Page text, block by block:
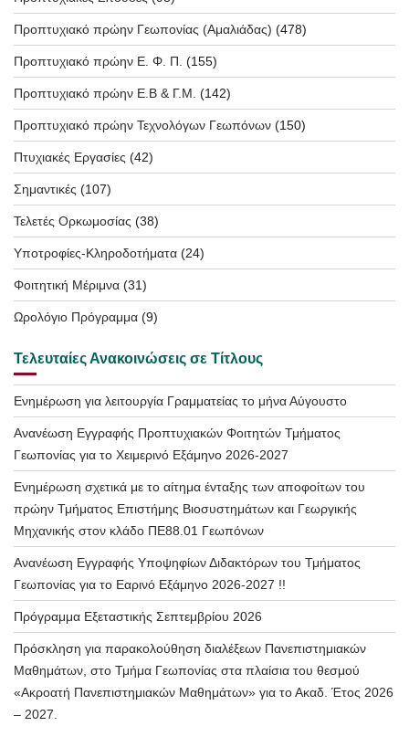
Προπτυχιακό πρώην Γεωπονίας (Αμαλιάδας) (478)
Προπτυχιακό πρώην Ε. Φ. Π. (155)
Προπτυχιακό πρώην Ε.Β & Γ.Μ. (142)
Προπτυχιακό πρώην Τεχνολόγων Γεωπόνων (150)
Πτυχιακές Εργασίες (42)
Σημαντικές (107)
Τελετές Ορκωμοσίας (38)
Υποτροφίες-Κληροδοτήματα (24)
Φοιτητική Μέριμνα (31)
Ωρολόγιο Πρόγραμμα (9)
Τελευταίες Ανακοινώσεις σε Τίτλους
Ενημέρωση για λειτουργία Γραμματείας το μήνα Αύγουστο
Ανανέωση Εγγραφής Προπτυχιακών Φοιτητών Τμήματος
Γεωπονίας για το Χειμερινό Εξάμηνο 2026-2027
Ενημέρωση σχετικά με το αίτημα ένταξης των αποφοίτων του
πρώην Τμήματος Επιστήμης Βιοσυστημάτων και Γεωργικής
Μηχανικής στον κλάδο ΠΕ88.01 Γεωπόνων
Ανανέωση Εγγραφής Υποψηφίων Διδακτόρων του Τμήματος
Γεωπονίας για το Εαρινό Εξάμηνο 2026-2027 !!
Πρόγραμμα Εξεταστικής Σεπτεμβρίου 2026
Πρόσκληση για παρακολούθηση διαλέξεων Πανεπιστημιακών
Μαθημάτων, στο Τμήμα Γεωπονίας στα πλαίσια του θεσμού
«Ακροατή Πανεπιστημιακών Μαθημάτων» για το Ακαδ. Έτος 2026
– 2027.